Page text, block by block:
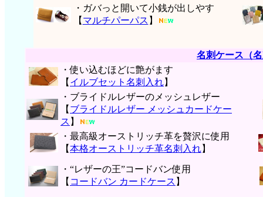
・ガバっと開いて小銭が出しやす
【 マルチパーパス 】
名刺ケース（
・使い込むほどに艶がます
【 イルブセット名刺入れ】
・ブライドルレザーのメッシュレザー
【 ブライドルレザー メッシュカードケー
ス 】
・最高級オーストリッチ革を贅沢に使用
【本格オーストリッチ革名刺入れ】
・“レザーの王”コードバン使用
【 コードバン カードケース 】